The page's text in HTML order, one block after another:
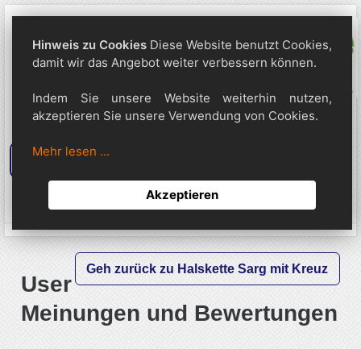
Anmeldung Warenkorb
Geh zurück zu Halskette Sarg mit Kreuz
User
Meinungen und Bewertungen
Hinweis zu Cookies Diese Website benutzt Cookies,
damit wir das Angebot weiter verbessern können.
Indem Sie unsere Website weiterhin nutzen,
akzeptieren Sie unsere Verwendung von Cookies.
Mehr lesen ...
Akzeptieren